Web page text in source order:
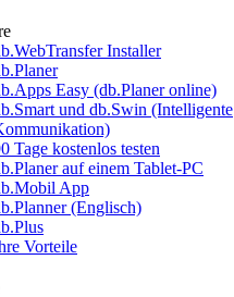
Installer
Easy (db.Planer online)
und db.Swin (Intelligente
Tage kostenlos testen
auf einem Tablet-PC
App
(Englisch)
Vorteile